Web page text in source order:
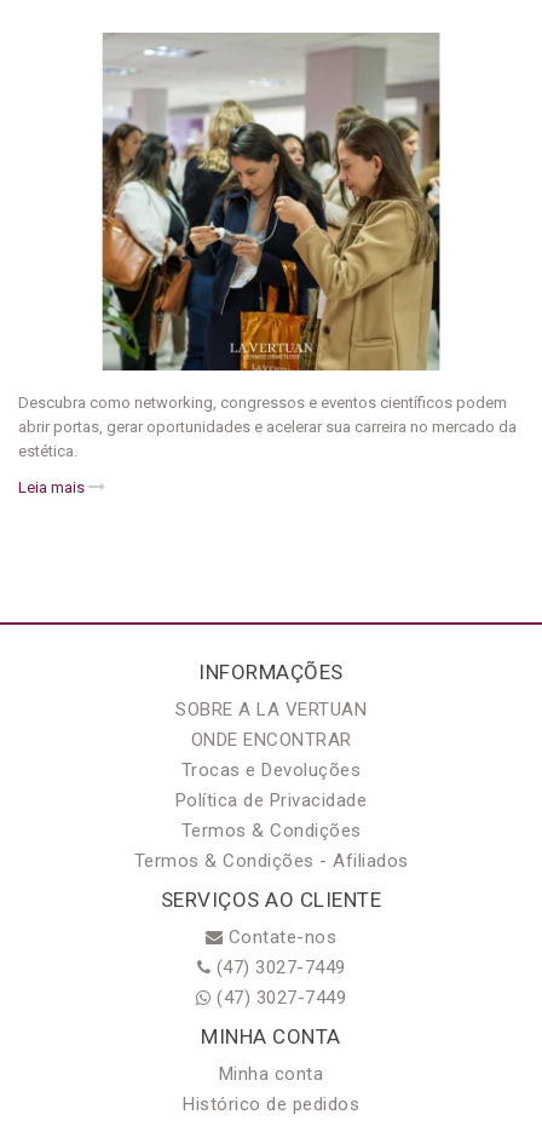
Descubra como networking, congressos e eventos científicos podem
abrir portas, gerar oportunidades e acelerar sua carreira no mercado da
estética.
Leia mais
INFORMAÇÕES
SOBRE A LA VERTUAN
ONDE ENCONTRAR
Trocas e Devoluções
Política de Privacidade
Termos & Condições
Termos & Condições - Afiliados
SERVIÇOS AO CLIENTE
Contate-nos
(47) 3027-7449
(47) 3027-7449
MINHA CONTA
Minha conta
Histórico de pedidos